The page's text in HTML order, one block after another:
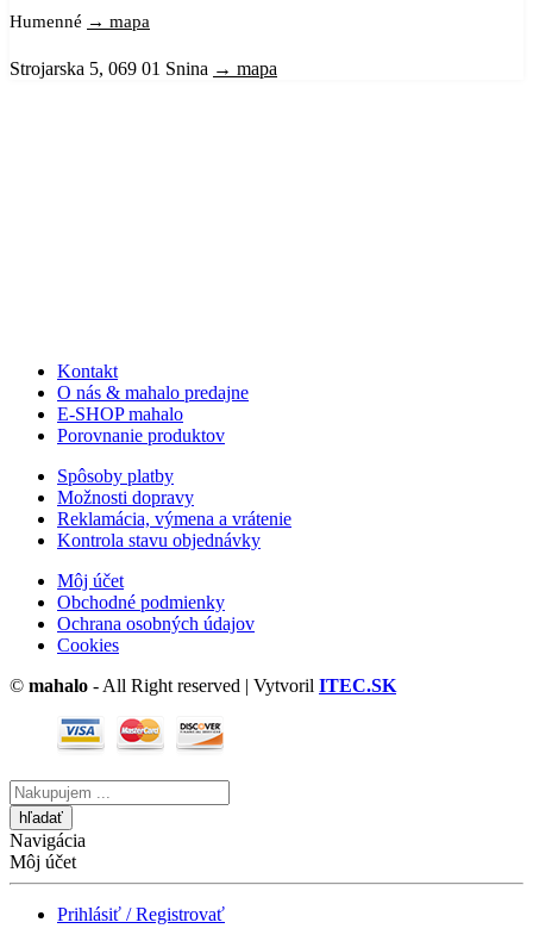
Humenné → mapa
Strojarska 5, 069 01 Snina → mapa
Kontakt
O nás & mahalo predajne
E-SHOP mahalo
Porovnanie produktov
Spôsoby platby
Možnosti dopravy
Reklamácia, výmena a vrátenie
Kontrola stavu objednávky
Môj účet
Obchodné podmienky
Ochrana osobných údajov
Cookies
© mahalo - All Right reserved | Vytvoril ITEC.SK
Vyhľadávanie
tu
Navigácia
Môj účet
Prihlásiť / Registrovať